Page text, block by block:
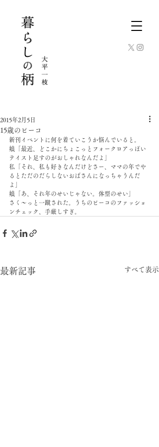
15歳のピーコ
2015年2月5日
新刊イベントに何を着ていこうか悩んでいると。
娘「最近、どこかにちょこっとフォークロアっぽい
テイスト足すのがおしゃれなんだよ」
私「それ、私も好きなんだけどさー、ママの年でや
るとただのだらしないおばさんになっちゃうんだ
よ」
娘「あ、それ年のせいじゃない。体型のせい」
さく〜っと一蹴された。うちのピーコのファッショ
ンチェック、手厳しすぎ。
最新記事 すべて表示